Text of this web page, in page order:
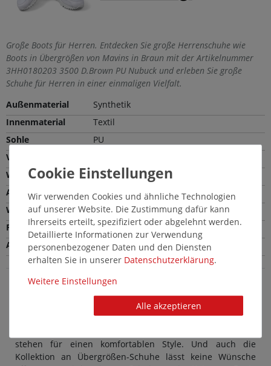
Große Boots für Herren. Entdecken Sie große Herrenschuhe wie
Boots in Übergrößen von Mavins in Braun mit der Artikelnummer
3HH0180203 3500 D.Brown PU Nubuck und erleben Sie große
Schuhe für Herren in einer einmaligen Vielfalt.
Außenmaterial
Synthetik
Innenmaterial
Textil
Sohle
PU
Verschlussart
Weite
Bequeme Weite (G)
Absatzhöhe
2,5 cm
Wechselfußbett
Nein
Farbe
Braun
Absatzart
Blockabsatz
Mavins Herrenschuhe in Übergröße: Schicke
große Boots in Braun
stehen für einen komfortablen Style. Und auch die
Kollektion an Übergrößen-Schuhe lässt keine Wünsche
Wir verwenden Cookies und ähnliche Technologien
auf unserer Website. Die Zustimmung dafür kann
Ihrerseits erteilt, spezifiziert oder abgelehnt werden.
Detaillierte Informationen zur Verwendung
personenbezogener Daten und den Diensten
erhalten Sie in unserer Daten­schutz­erklärung.
Weitere Einstellungen
Alle akzeptieren